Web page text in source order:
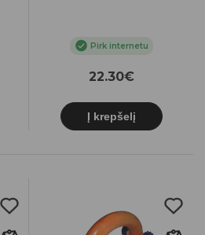
Pirk internetu
22.30€
Į krepšelį